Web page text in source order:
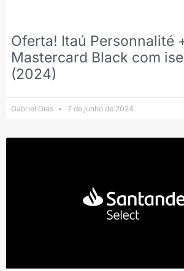
Oferta! Itaú Personnalité
Mastercard Black com
(2024)
Gabriel Dias 7 de junho de 2024